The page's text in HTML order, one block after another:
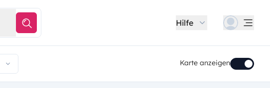
Hilfe
Karte anzeigen